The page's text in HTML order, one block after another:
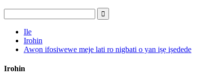
Ile
Irohin
Awọn ifosiwewe meje lati ro nigbati o yan iṣẹ iṣedede
Irohin